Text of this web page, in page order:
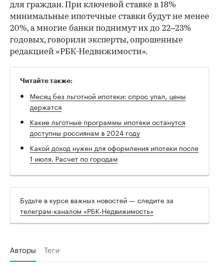
для граждан. При ключевой ставке в 18%
минимальные ипотечные ставки будут не менее
20%, а многие банки поднимут их до 22–23%
годовых, говорили эксперты, опрошенные
редакцией «РБК-Недвижимости».
Читайте также:
Месяц без льготной ипотеки: спрос упал, цены
держатся
Какие льготные программы ипотеки останутся
доступны россиянам в 2024 году
Какой доход нужен для оформления ипотеки после
1 июля. Расчет по городам
Будьте в курсе важных новостей — следите за
телеграм-каналом «РБК-Недвижимость»
Авторы Теги